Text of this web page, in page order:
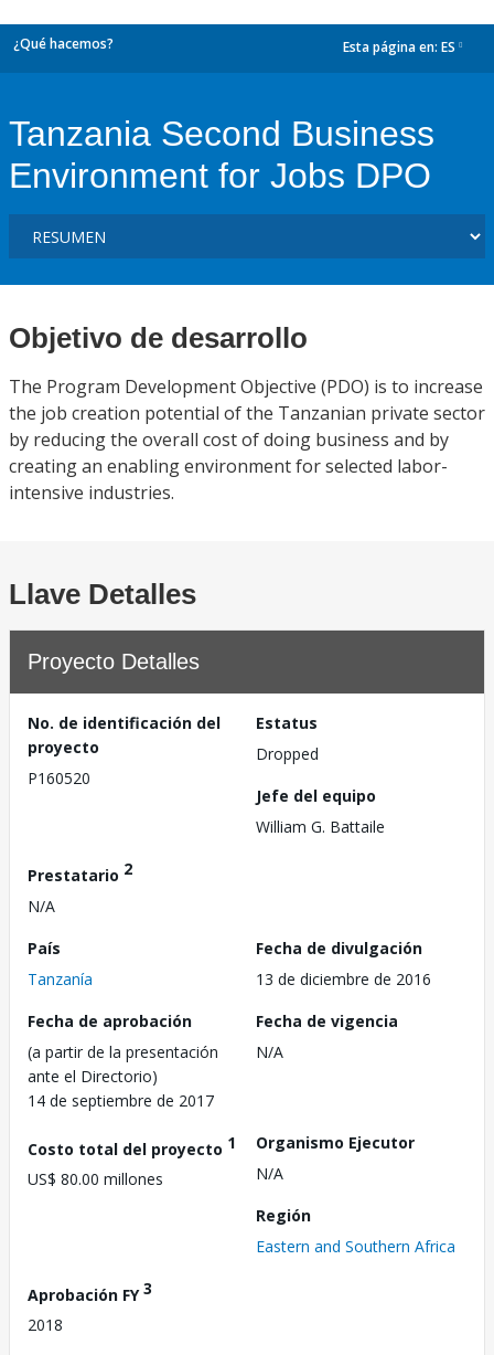
¿Qué hacemos? Esta página en: ES
Tanzania Second Business
Environment for Jobs DPO
Objetivo de desarrollo
The Program Development Objective (PDO) is to increase
the job creation potential of the Tanzanian private sector
by reducing the overall cost of doing business and by
creating an enabling environment for selected labor-
intensive industries.
Llave Detalles
Proyecto Detalles
No. de identificación del
proyecto
P160520
Estatus
Dropped
Jefe del equipo
William G. Battaile
Prestatario 2
N/A
País
Tanzanía
Fecha de divulgación
13 de diciembre de 2016
Fecha de aprobación
(a partir de la presentación
ante el Directorio)
14 de septiembre de 2017
Fecha de vigencia
N/A
Costo total del proyecto 1
US$ 80.00 millones
Organismo Ejecutor
N/A
Región
Eastern and Southern Africa
Aprobación FY3
2018